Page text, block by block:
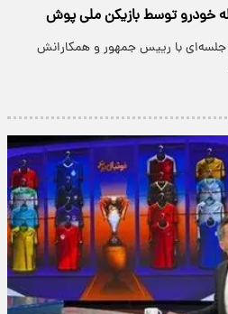
خودرو توسط بازیکن ملی پوش
جلسه‌ای با رییس جمهور و همکارانش